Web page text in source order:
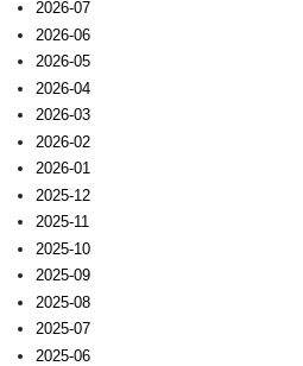
2026-07
2026-06
2026-05
2026-04
2026-03
2026-02
2026-01
2025-12
2025-11
2025-10
2025-09
2025-08
2025-07
2025-06